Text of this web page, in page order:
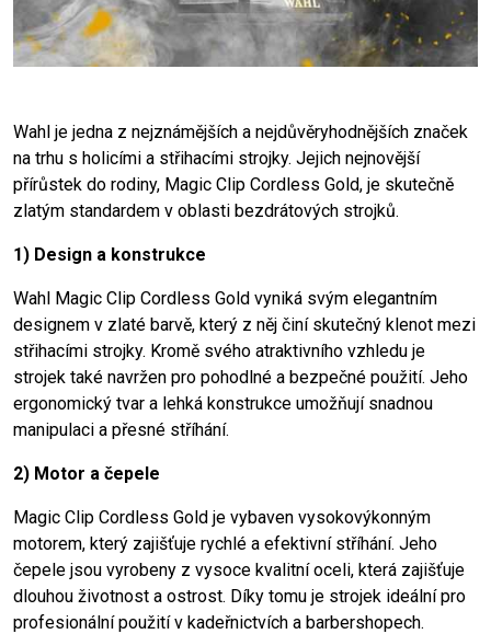
Wahl je jedna z nejznámějších a nejdůvěryhodnějších značek
na trhu s holicími a střihacími strojky. Jejich nejnovější
přírůstek do rodiny, Magic Clip Cordless Gold, je skutečně
zlatým standardem v oblasti bezdrátových strojků.
1) Design a konstrukce
Wahl Magic Clip Cordless Gold vyniká svým elegantním
designem v zlaté barvě, který z něj činí skutečný klenot mezi
střihacími strojky. Kromě svého atraktivního vzhledu je
strojek také navržen pro pohodlné a bezpečné použití. Jeho
ergonomický tvar a lehká konstrukce umožňují snadnou
manipulaci a přesné stříhání.
2) Motor a čepele
Magic Clip Cordless Gold je vybaven vysokovýkonným
motorem, který zajišťuje rychlé a efektivní stříhání. Jeho
čepele jsou vyrobeny z vysoce kvalitní oceli, která zajišťuje
dlouhou životnost a ostrost. Díky tomu je strojek ideální pro
profesionální použití v kadeřnictvích a barbershopech.